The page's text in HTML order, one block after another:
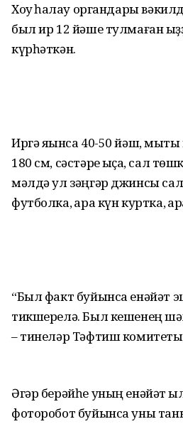
Хоҡуҡ һаҡлау органдары
был ир 12 йәше тулмаған
күрһәткән.
Иргә яҡынса 40-50 йәш,
180 см, сәстәре ҡыҫҡа, сал
мәлдә ул зәңгәр джинсы
футболка, ҡара күн куртка,
“Был факт буйынса енәйәт
тикшерелә. Был кешенең
– тинеләр Тәфтиш
Әгәр берәйһе уның енәйәт
фоторобот буйынса уны